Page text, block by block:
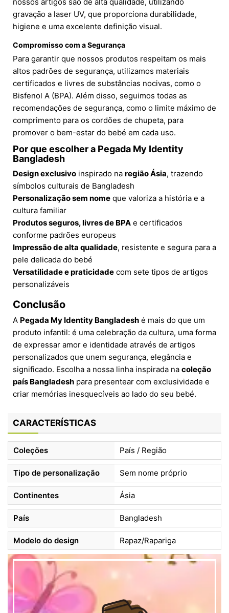
gravação a laser UV, que proporciona durabilidade,
higiene e uma excelente definição visual.
Compromisso com a Segurança
Para garantir que nossos produtos respeitam os mais
altos padrões de segurança, utilizamos materiais
certificados e livres de substâncias nocivas, como o
Bisfenol A (BPA). Além disso, seguimos todas as
recomendações de segurança, como o limite máximo de
comprimento para os cordões de chupeta, para
promover o bem-estar do bebé em cada uso.
Por que escolher a Pegada My Identity
Bangladesh
Design exclusivo inspirado na região Ásia, trazendo
símbolos culturais de Bangladesh
Personalização sem nome que valoriza a história e a
cultura familiar
Produtos seguros, livres de BPA e certificados
conforme padrões europeus
Impressão de alta qualidade, resistente e segura para a
pele delicada do bebé
Versatilidade e praticidade com sete tipos de artigos
personalizáveis
Conclusão
A Pegada My Identity Bangladesh é mais do que um
produto infantil: é uma celebração da cultura, uma forma
de expressar amor e identidade através de artigos
personalizados que unem segurança, elegância e
significado. Escolha a nossa linha inspirada na coleção
país Bangladesh para presentear com exclusividade e
criar memórias inesquecíveis ao lado do seu bebé.
CARACTERÍSTICAS
Coleções País / Região
Tipo de personalização Sem nome próprio
Continentes Ásia
País Bangladesh
Modelo do design Rapaz/Rapariga